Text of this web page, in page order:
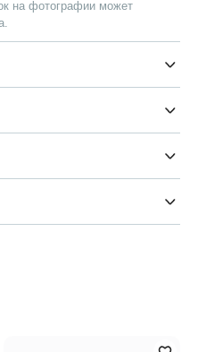
на фотографии может